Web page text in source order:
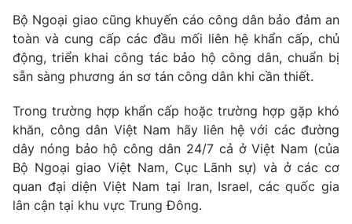
Liên hệ tòa soạn English
THỜI BÁO VTV
Theo dõi báo trên
Bộ Ngoại giao cũng khuyến cáo công dân bảo đảm an
toàn và cung cấp các đầu mối liên hệ khẩn cấp, chủ
động, triển khai công tác bảo hộ công dân, chuẩn bị
sẵn sàng phương án sơ tán công dân khi cần thiết.
Trong trường hợp khẩn cấp hoặc trường hợp gặp khó
khăn, công dân Việt Nam hãy liên hệ với các đường
dây nóng bảo hộ công dân 24/7 cả ở Việt Nam (của
Bộ Ngoại giao Việt Nam, Cục Lãnh sự) và ở các cơ
quan đại diện Việt Nam tại Iran, Israel, các quốc gia
lân cận tại khu vực Trung Đông.